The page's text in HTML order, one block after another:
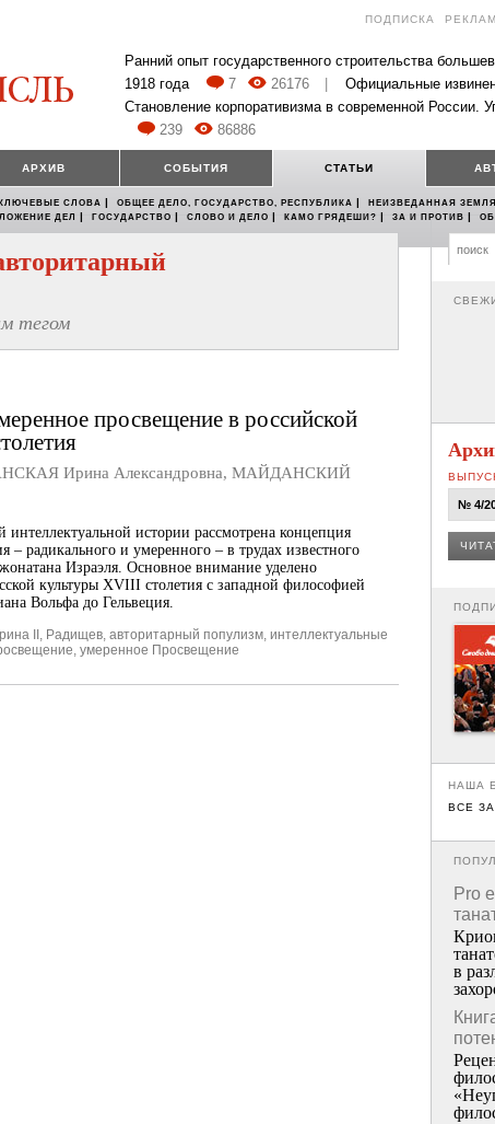
ПОДПИСКА
Ранний опыт государственного строительства
1918 года
7 26176 Официальные
Становление корпоративизма в современной России.
239
86886
АРХИВ СОБЫТИЯ СТАТЬИ
СЛОВА | ОБЩЕЕ ДЕЛО, ГОСУДАРСТВО, РЕСПУБЛИКА | НЕИЗВЕДАННАЯ ЗЕМЛЯ
ДЕЛ | ГОСУДАРСТВО | СЛОВО И ДЕЛО | КАМО ГРЯДЕШИ? | ЗА И ПРОТИВ |
тегом
просвещение в российской
Ирина Александровна, МАЙДАНСКИЙ
интеллектуальной истории рассмотрена концепция
радикального и умеренного – в трудах известного
Израэля. Основное внимание уделено
культуры XVIII столетия с западной философией
Вольфа до Гельвеция.
II , Радищев, авторитарный популизм, интеллектуальные
, умеренное Просвещение
НАША
ВСЕ
Pro
в